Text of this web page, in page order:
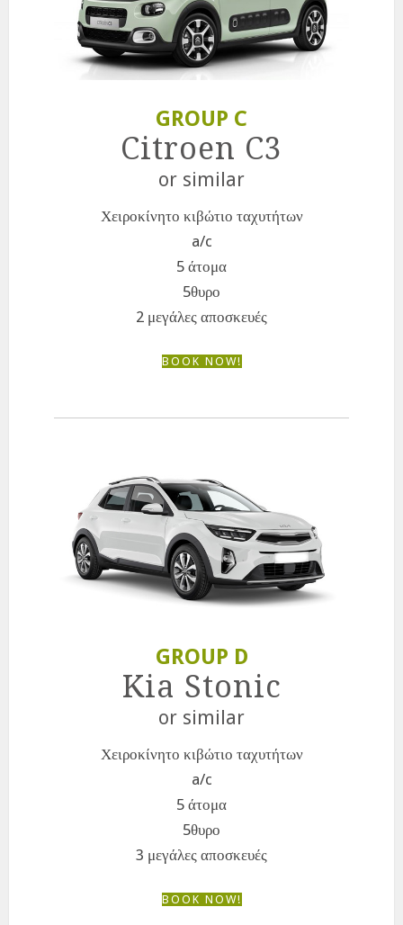
GROUP C
Citroen C3
or similar
Χειροκίνητο κιβώτιο ταχυτήτων
a/c
5 άτομα
5θυρο
2 μεγάλες αποσκευές
BOOK NOW!
GROUP D
Kia Stonic
or similar
Χειροκίνητο κιβώτιο ταχυτήτων
a/c
5 άτομα
5θυρο
3 μεγάλες αποσκευές
BOOK NOW!